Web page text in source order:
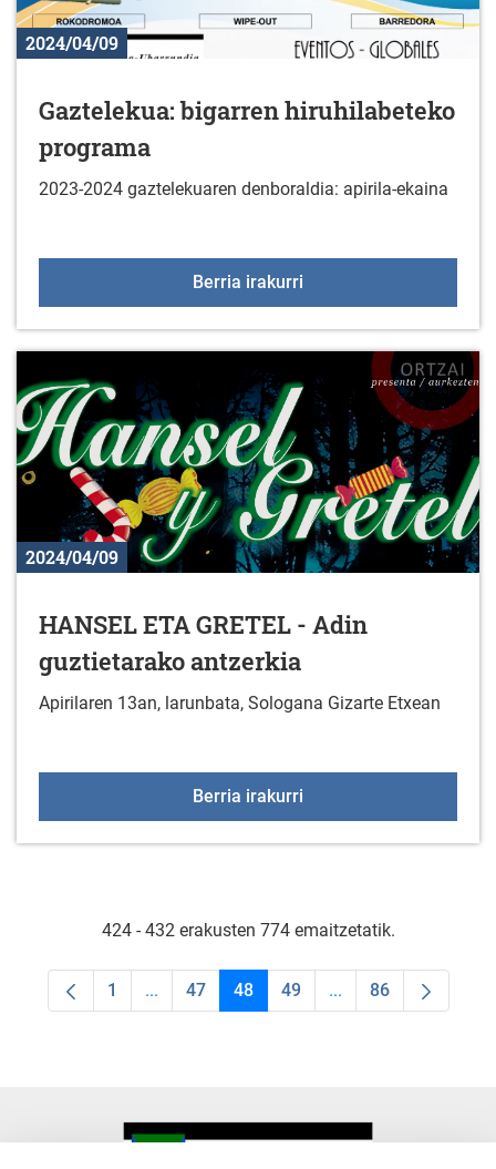
2024/04/09
Gaztelekua: bigarren hiruhilabeteko
programa
2023-2024 gaztelekuaren denboraldia: apirila-ekaina
Berria irakurri
2024/04/09
HANSEL ETA GRETEL - Adin
guztietarako antzerkia
Apirilaren 13an, larunbata, Sologana Gizarte Etxean
Berria irakurri
424 - 432 erakusten 774 emaitzetatik.
Orrialdea
1 ...Intermediate Pages Use TAB to navigate.
Orrialdea
47 Orrialdea
48 Orrialdea
49 ...Intermediate Pages
Orrialdea
86